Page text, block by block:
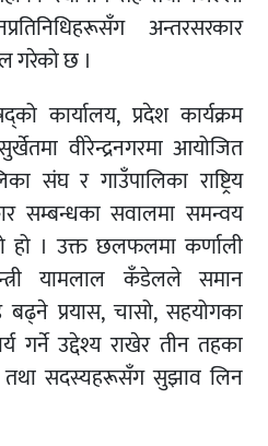
अन्तरसरकार
गरेको छ ।
कार्यालय, प्रदेश कार्यक्रम
वीरेन्द्रनगरमा आयोजित
संघ र गाउँपालिका राष्ट्रिय
सम्बन्धका सवालमा समन्वय
। उक्त छलफलमा कर्णाली
यामलाल कँडेलले समान
प्रयास, चासो, सहयोगका
गर्ने उद्देश्य राखेर तीन तहका
तथा सदस्यहरूसँग सुझाव लिन